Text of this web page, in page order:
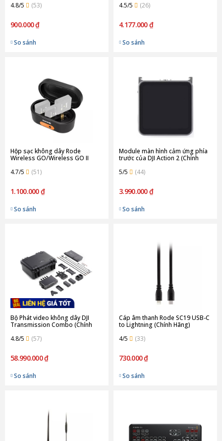
4.8/5
(53)
900.000 ₫
So sánh
4.5/5
(26)
4.177.000 ₫
So sánh
Hộp sạc không dây Rode
Wireless GO/Wireless GO II
4.7/5
(51)
1.100.000 ₫
So sánh
Module màn hình cảm ứng phía
trước của DJI Action 2 (Chính
5/5
(44)
3.990.000 ₫
So sánh
Bộ Phát video không dây DJI
Transmission Combo (Chính
4.8/5
(57)
58.990.000 ₫
So sánh
Cáp âm thanh Rode SC19 USB-C
to Lightning (Chính Hãng)
4/5
(33)
730.000 ₫
So sánh